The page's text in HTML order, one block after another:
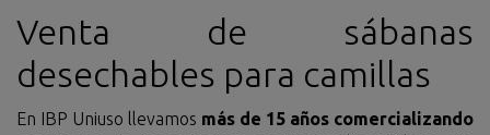
Venta de sábanas
desechables para camillas
En IBP Uniuso llevamos más de 15 años comercializando